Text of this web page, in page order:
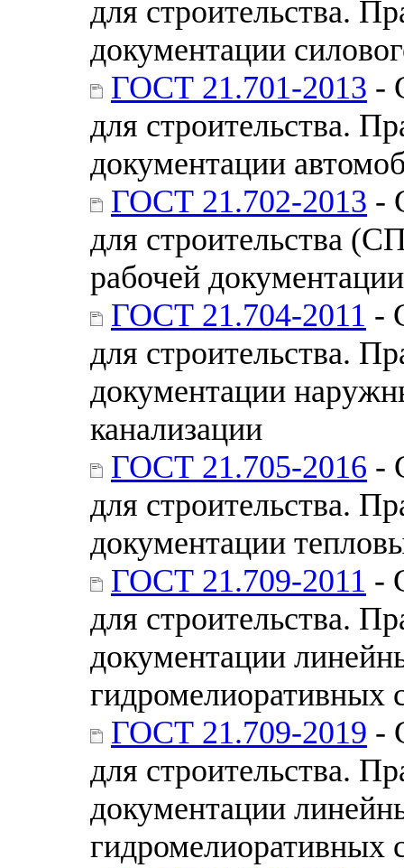
для строительства.
документации
ГОСТ 21.701-2013 -
для строительства.
документации
ГОСТ 21.702-2013 -
для строительства
рабочей
ГОСТ 21.704-2011 -
для строительства.
документации
канализации
ГОСТ 21.705-2016 -
для строительства.
документации
ГОСТ 21.709-2011 -
для строительства.
документации
гидромелиоративных
ГОСТ 21.709-2019 -
для строительства.
документации
гидромелиоративных